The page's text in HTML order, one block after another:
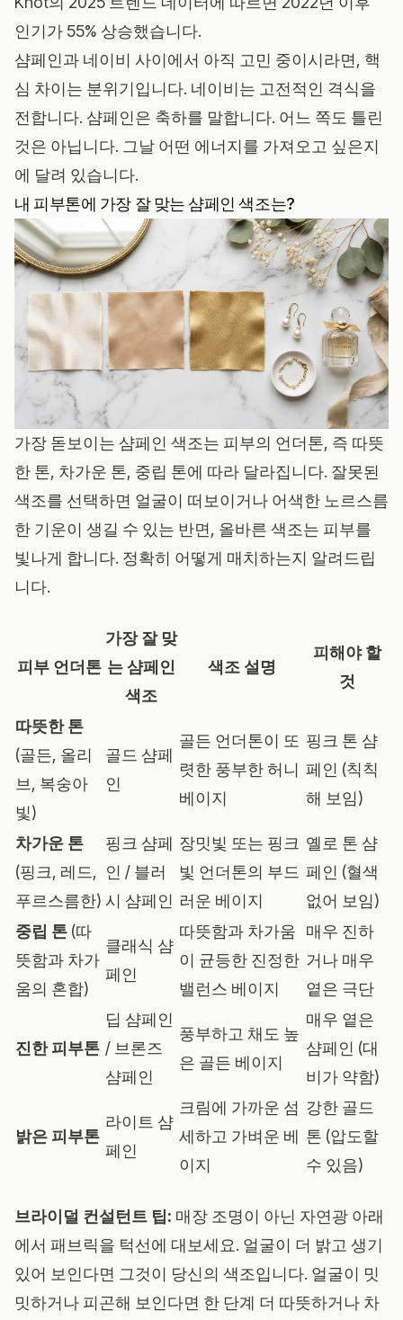
인기가 55% 상승했습니다.
샴페인과 네이비 사이에서 아직 고민 중이시라면, 핵
심 차이는 분위기입니다. 네이비는 고전적인 격식을
전합니다. 샴페인은 축하를 말합니다. 어느 쪽도 틀린
것은 아닙니다. 그날 어떤 에너지를 가져오고 싶은지
에 달려 있습니다.
내 피부톤에 가장 잘 맞는 샴페인 색조는?
가장 돋보이는 샴페인 색조는 피부의 언더톤, 즉 따뜻
한 톤, 차가운 톤, 중립 톤에 따라 달라집니다. 잘못된
색조를 선택하면 얼굴이 떠보이거나 어색한 노르스름
한 기운이 생길 수 있는 반면, 올바른 색조는 피부를
빛나게 합니다. 정확히 어떻게 매치하는지 알려드립
니다.
피부 언더톤
가장 잘 맞
는 샴페인
색조
색조 설명
피해야 할
것
따뜻한 톤
(골든, 올리
브, 복숭아
빛)
골드 샴페
인
골든 언더톤이 또
렷한 풍부한 허니
베이지
핑크 톤 샴
페인 (칙칙
해 보임)
차가운 톤
(핑크, 레드,
푸르스름한)
핑크 샴페
인 / 블러
시 샴페인
장밋빛 또는 핑크
빛 언더톤의 부드
러운 베이지
옐로 톤 샴
페인 (혈색
없어 보임)
중립 톤 (따
뜻함과 차가
움의 혼합)
클래식 샴
페인
따뜻함과 차가움
이 균등한 진정한
밸런스 베이지
매우 진하
거나 매우
옅은 극단
진한 피부톤
딥 샴페인
/ 브론즈
샴페인
풍부하고 채도 높
은 골든 베이지
매우 옅은
샴페인 (대
비가 약함)
밝은 피부톤
라이트 샴
페인
크림에 가까운 섬
세하고 가벼운 베
이지
강한 골드
톤 (압도할
수 있음)
브라이덜 컨설턴트 팁: 매장 조명이 아닌 자연광 아래
에서 패브릭을 턱선에 대보세요. 얼굴이 더 밝고 생기
있어 보인다면 그것이 당신의 색조입니다. 얼굴이 밋
밋하거나 피곤해 보인다면 한 단계 더 따뜻하거나 차